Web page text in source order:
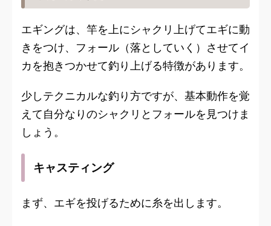
エギングは、竿を上にシャクリ上げてエギに動
きをつけ、フォール（落としていく）させてイ
カを抱きつかせて釣り上げる特徴があります。
少しテクニカルな釣り方ですが、基本動作を覚
えて自分なりのシャクリとフォールを見つけま
しょう。
キャスティング
まず、エギを投げるために糸を出します。